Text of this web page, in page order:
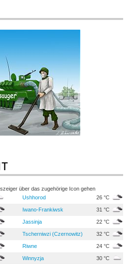
über das zugehörige Icon gehen
Ushhorod 26 °C
Iwano-Frankiwsk 31 °C
Jassinja 22 °C
Tscherniwzi (Czernowitz) 32 °C
Riwne 24 °C
Winnyzja 30 °C